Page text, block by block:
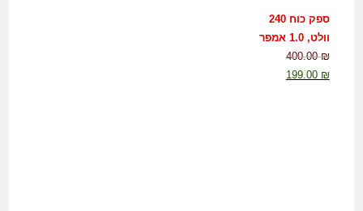
ספק כוח 240
וולט, 1.0 אמפר
400.00₪
199.00 ₪